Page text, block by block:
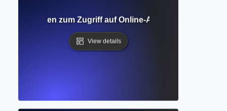
Leitfaden zum Zugriff auf Online-Akademische
View details